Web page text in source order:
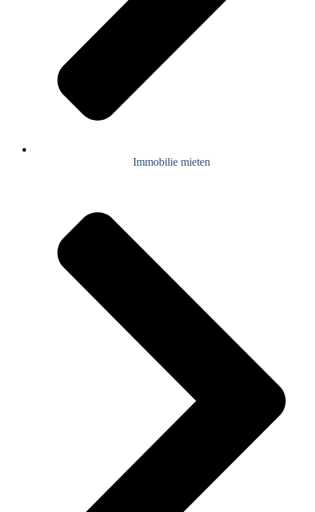
Immobilie mieten